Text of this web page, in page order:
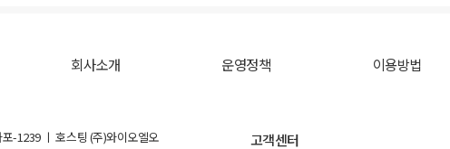
회사소개 운영정책 이용방법
-1239 ㅣ 호스팅 (주)와이오엘오
고객센터